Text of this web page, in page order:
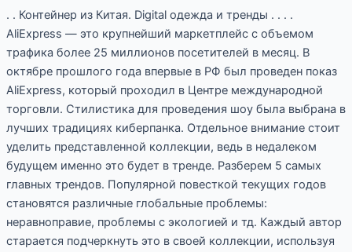
. . Контейнер из Китая. Digital одежда и тренды . . . .
AliExpress — это крупнейший маркетплейс с объемом
трафика более 25 миллионов посетителей в месяц. В
октябре прошлого года впервые в РФ был проведен показ
AliExpress, который проходил в Центре международной
торговли. Стилистика для проведения шоу была выбрана в
лучших традициях киберпанка. Отдельное внимание стоит
уделить представленной коллекции, ведь в недалеком
будущем именно это будет в тренде. Разберем 5 самых
главных трендов. Популярной повесткой текущих годов
становятся различные глобальные проблемы:
неравноправие, проблемы с экологией и тд. Каждый автор
старается подчеркнуть это в своей коллекции, используя
одежда
и
тренды